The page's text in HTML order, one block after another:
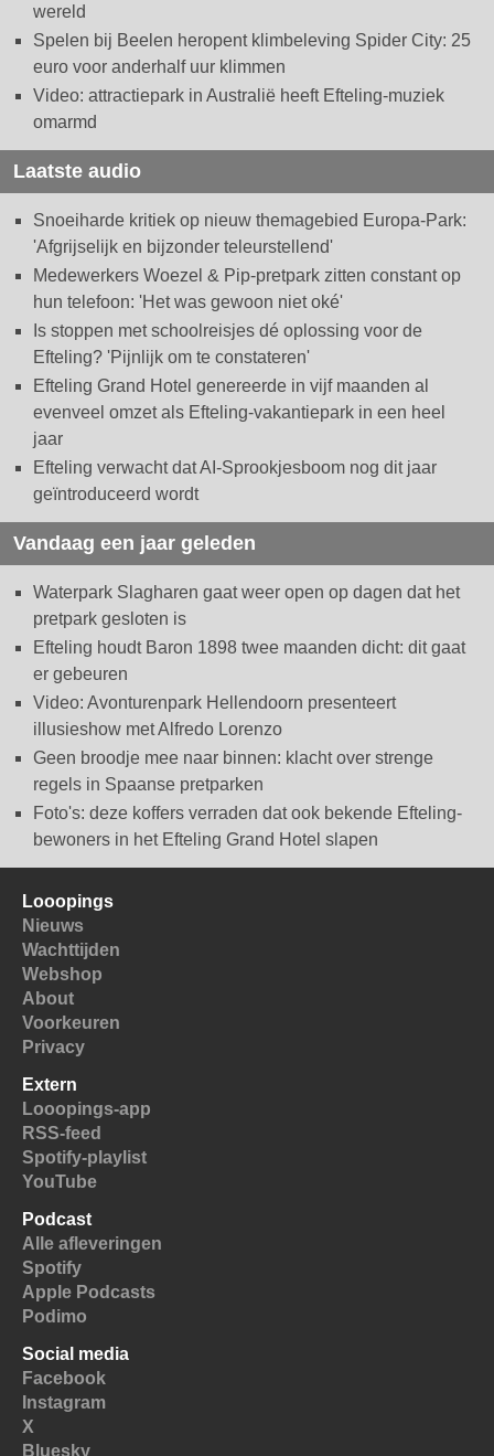
wereld
Spelen bij Beelen heropent klimbeleving Spider City: 25
euro voor anderhalf uur klimmen
Video: attractiepark in Australië heeft Efteling-muziek
omarmd
Laatste audio
Snoeiharde kritiek op nieuw themagebied Europa-Park:
'Afgrijselijk en bijzonder teleurstellend'
Medewerkers Woezel & Pip-pretpark zitten constant op
hun telefoon: 'Het was gewoon niet oké'
Is stoppen met schoolreisjes dé oplossing voor de
Efteling? 'Pijnlijk om te constateren'
Efteling Grand Hotel genereerde in vijf maanden al
evenveel omzet als Efteling-vakantiepark in een heel
jaar
Efteling verwacht dat AI-Sprookjesboom nog dit jaar
geïntroduceerd wordt
Vandaag een jaar geleden
Waterpark Slagharen gaat weer open op dagen dat het
pretpark gesloten is
Efteling houdt Baron 1898 twee maanden dicht: dit gaat
er gebeuren
Video: Avonturenpark Hellendoorn presenteert
illusieshow met Alfredo Lorenzo
Geen broodje mee naar binnen: klacht over strenge
regels in Spaanse pretparken
Foto's: deze koffers verraden dat ook bekende Efteling-
bewoners in het Efteling Grand Hotel slapen
Looopings
Nieuws
Wachttijden
Webshop
About
Voorkeuren
Privacy
Extern
Looopings-app
RSS-feed
Spotify-playlist
YouTube
Podcast
Alle afleveringen
Spotify
Apple Podcasts
Podimo
Social media
Facebook
Instagram
X
Bluesky